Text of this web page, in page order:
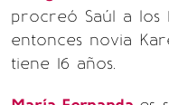
procreó Saúl a los
entonces novia
tiene 16 años.